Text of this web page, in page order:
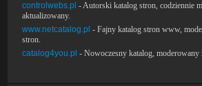
controlwebs.pl - Autorski katalog stron, codziennie
aktualizowany.
www.netcatalog.pl - Fajny katalog stron www,
stron.
catalog4you.pl - Nowoczesny katalog, moderowany